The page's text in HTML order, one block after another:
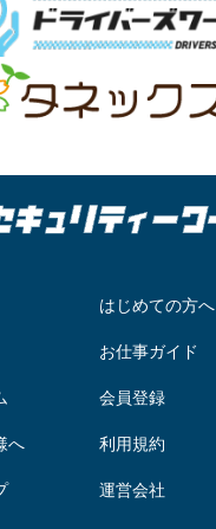
はじめての方へ
お仕事ガイド
会員登録
へ 利用規約
運営会社